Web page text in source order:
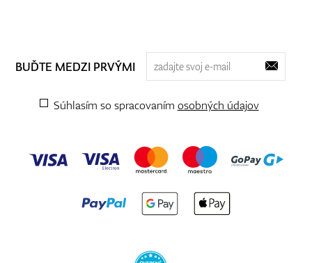
BUĎTE MEDZI PRVÝMI
Súhlasím so spracovaním osobných údajov